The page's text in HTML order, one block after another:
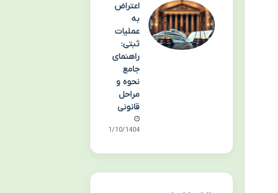
اعتراض
به
عملیات
ثبتی:
راهنمای
جامع
نحوه و
مراحل
قانونی
01/10/1404